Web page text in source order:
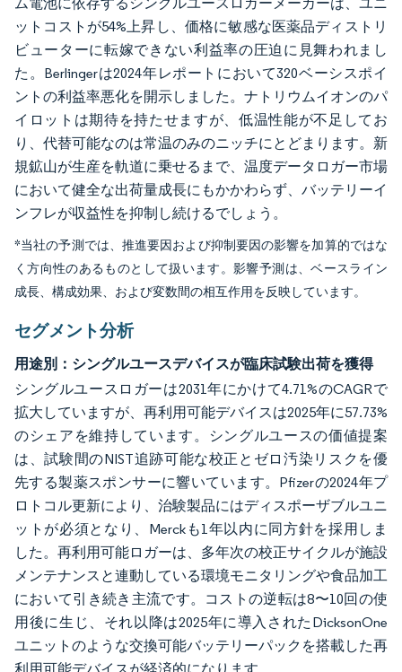
ットコストが54%上昇し、価格に敏感な医薬品ディストリ
ビューターに転嫁できない利益率の圧迫に見舞われまし
た。Berlingerは2024年レポートにおいて320ベーシスポイ
ントの利益率悪化を開示しました。ナトリウムイオンのパ
イロットは期待を持たせますが、低温性能が不足してお
り、代替可能なのは常温のみのニッチにとどまります。新
規鉱山が生産を軌道に乗せるまで、温度データロガー市場
において健全な出荷量成長にもかかわらず、バッテリーイ
ンフレが収益性を抑制し続けるでしょう。
*当社の予測では、推進要因および抑制要因の影響を加算的ではな
く方向性のあるものとして扱います。影響予測は、ベースライン
成長、構成効果、および変数間の相互作用を反映しています。
セグメント分析
用途別：シングルユースデバイスが臨床試験出荷を獲得
シングルユースロガーは2031年にかけて4.71%のCAGRで
拡大していますが、再利用可能デバイスは2025年に57.73%
のシェアを維持しています。シングルユースの価値提案
は、試験間のNIST追跡可能な校正とゼロ汚染リスクを優
先する製薬スポンサーに響いています。Pfizerの2024年プ
ロトコル更新により、治験製品にはディスポーザブルユニ
ットが必須となり、Merckも1年以内に同方針を採用しま
した。再利用可能ロガーは、多年次の校正サイクルが施設
メンテナンスと連動している環境モニタリングや食品加工
において引き続き主流です。コストの逆転は8〜10回の使
用後に生じ、それ以降は2025年に導入されたDicksonOne
ユニットのような交換可能バッテリーパックを搭載した再